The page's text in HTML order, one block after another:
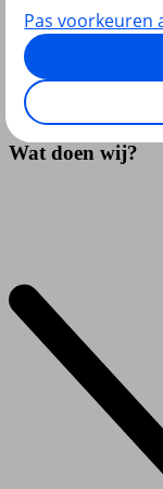
Vul de
Wat doen wij?
Pas voorkeuren